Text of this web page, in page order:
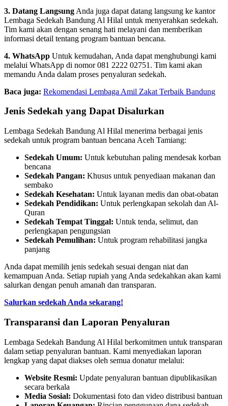
3. Datang Langsung Anda juga dapat datang langsung ke kantor
Lembaga Sedekah Bandung Al Hilal untuk menyerahkan sedekah.
Tim kami akan dengan senang hati melayani dan memberikan
informasi detail tentang program bantuan bencana.
4. WhatsApp Untuk kemudahan, Anda dapat menghubungi kami
melalui WhatsApp di nomor 081 2222 02751. Tim kami akan
memandu Anda dalam proses penyaluran sedekah.
Baca juga: Rekomendasi Lembaga Amil Zakat Terbaik Bandung
Jenis Sedekah yang Dapat Disalurkan
Lembaga Sedekah Bandung Al Hilal menerima berbagai jenis
sedekah untuk program bantuan bencana Aceh Tamiang:
Sedekah Umum: Untuk kebutuhan paling mendesak korban
bencana
Sedekah Pangan: Khusus untuk penyediaan makanan dan
sembako
Sedekah Kesehatan: Untuk layanan medis dan obat-obatan
Sedekah Pendidikan: Untuk perlengkapan sekolah dan Al-
Quran
Sedekah Tempat Tinggal: Untuk tenda, selimut, dan
perlengkapan pengungsian
Sedekah Pemulihan: Untuk program rehabilitasi jangka
panjang
Anda dapat memilih jenis sedekah sesuai dengan niat dan
kemampuan Anda. Setiap rupiah yang Anda sedekahkan akan kami
salurkan dengan penuh amanah dan transparan.
Salurkan sedekah Anda sekarang!
Transparansi dan Laporan Penyaluran
Lembaga Sedekah Bandung Al Hilal berkomitmen untuk transparan
dalam setiap penyaluran bantuan. Kami menyediakan laporan
lengkap yang dapat diakses oleh semua donatur melalui:
Website Resmi: Update penyaluran bantuan dipublikasikan
secara berkala
Media Sosial: Dokumentasi foto dan video distribusi bantuan